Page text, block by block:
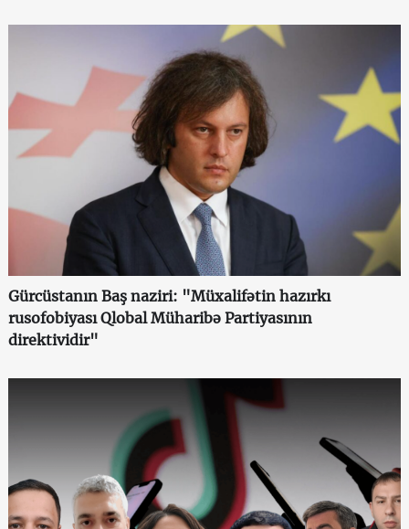
Gürcüstanın Baş naziri: "Müxalifətin hazırkı
rusofobiyası Qlobal Müharibə Partiyasının
direktividir"